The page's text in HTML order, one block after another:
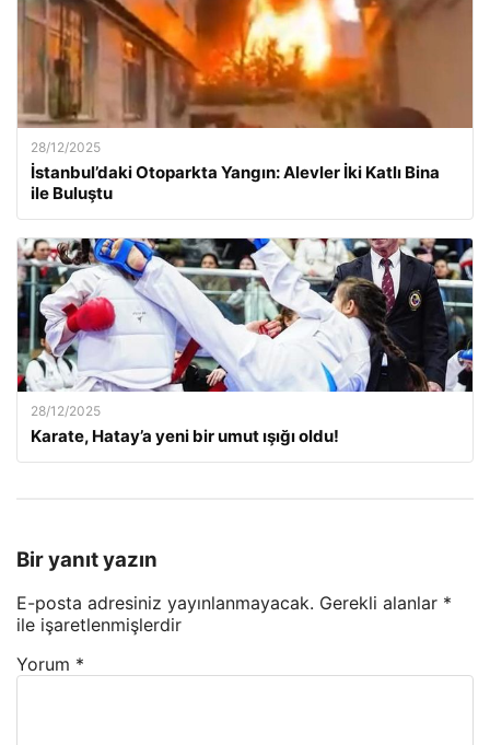
28/12/2025
İstanbul’daki Otoparkta Yangın: Alevler İki Katlı Bina
ile Buluştu
28/12/2025
Karate, Hatay’a yeni bir umut ışığı oldu!
Bir yanıt yazın
E-posta adresiniz yayınlanmayacak. Gerekli alanlar *
ile işaretlenmişlerdir
Yorum *